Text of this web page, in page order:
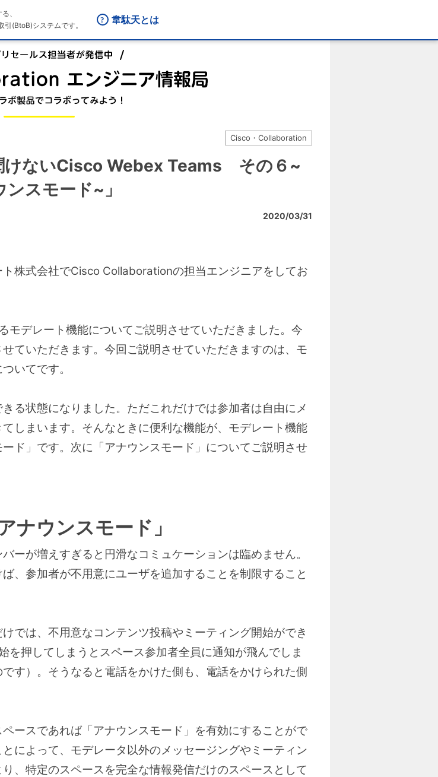
、
(BtoB)システムです。
韋駄天とは
Cisco・Collaboration
けないCisco Webex Teams その６~
スモード~」
2020/03/31
株式会社でCisco Collaborationの担当エンジニアをしてお
モデレート機能についてご説明させていただきました。今
ていただきます。今回ご説明させていただきますのは、モ
いてです。
る状態になりました。ただこれだけでは参加者は自由にメ
しまいます。そんなときに便利な機能が、モデレート機能
ド」です。次に「アナウンスモード」についてご説明させ
ナウンスモード」
ーが増えすぎると円滑なコミュケーションは臨めません。
、参加者が不用意にユーザを追加することを制限すること
では、不用意なコンテンツ投稿やミーティング開始ができ
押してしまうとスペース参加者全員に通知が飛んでしま
す）。そうなると電話をかけた側も、電話をかけられた側
ースであれば「アナウンスモード」を有効にすることがで
によって、モデレータ以外のメッセージングやミーティン
、特定のスペースを完全な情報発信だけのスペースとして